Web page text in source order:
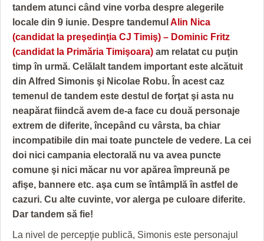
CU OIŞTEA-N KIERKEGAARD
FINANŢĂRI DE LA A LA Z
PE SURSE
FILME DOCUMENTARE
CLIPURI VIDEO
JOCURI ONLINE
INFO SI UTILE
CULTURA
INVATAMANT
JUSTITIE
FILME DOCUMENTARE
JOCURI ONLINE
DIVERSE
FARMACII DIN TIMIŞOARA
HARTA TIMIŞOAREI
tandem atunci când vine vorba despre alegerile
locale din 9 iunie. Despre tandemul Alin Nica
(candidat la preşedinţia CJ Timiş) – Dominic Fritz
(candidat la Primăria Timişoara) am relatat cu puţin
timp în urmă. Celălalt tandem important este alcătuit
din Alfred Simonis şi Nicolae Robu. În acest caz
temenul de tandem este destul de forţat şi asta nu
neapărat fiindcă avem de-a face cu două personaje
extrem de diferite, începând cu vârsta, ba chiar
incompatibile din mai toate punctele de vedere. La cei
doi nici campania electorală nu va avea puncte
comune şi nici măcar nu vor apărea împreună pe
afişe, bannere etc. aşa cum se întâmplă în astfel de
cazuri. Cu alte cuvinte, vor alerga pe culoare diferite.
Dar tandem să fie!
La nivel de percepţie publică, Simonis este personajul